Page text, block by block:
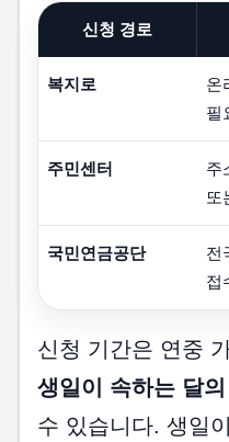
신청 경로
복지로
온
필
주민센터
주
또
국민연금공단
전
접
신청 기간은 연중
생일이 속하는 달
수 있습니다. 생일